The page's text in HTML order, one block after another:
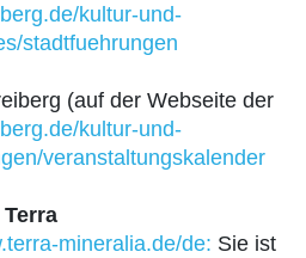
kultur-und-
stadtfuehrungen
(auf der Webseite der
kultur-und-
veranstaltungskalender
mineralia.de/de: Sie ist